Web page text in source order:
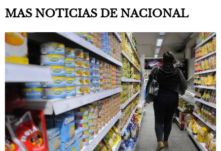
MAS NOTICIAS DE NACIONAL